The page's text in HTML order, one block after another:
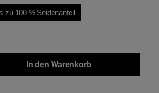
zu 100 % Seidenanteil
In den Warenkorb